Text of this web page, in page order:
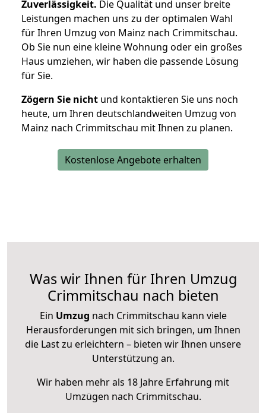
Zuverlässigkeit. Die Qualität und unser breite
Leistungen machen uns zu der optimalen Wahl
für Ihren Umzug von Mainz nach Crimmitschau.
Ob Sie nun eine kleine Wohnung oder ein großes
Haus umziehen, wir haben die passende Lösung
für Sie.
Zögern Sie nicht und kontaktieren Sie uns noch
heute, um Ihren deutschlandweiten Umzug von
Mainz nach Crimmitschau mit Ihnen zu planen.
Kostenlose Angebote erhalten
Was wir Ihnen für Ihren Umzug
Crimmitschau nach bieten
Ein Umzug nach Crimmitschau kann viele
Herausforderungen mit sich bringen, um Ihnen
die Last zu erleichtern – bieten wir Ihnen unsere
Unterstützung an.
Wir haben mehr als 18 Jahre Erfahrung mit
Umzügen nach Crimmitschau.